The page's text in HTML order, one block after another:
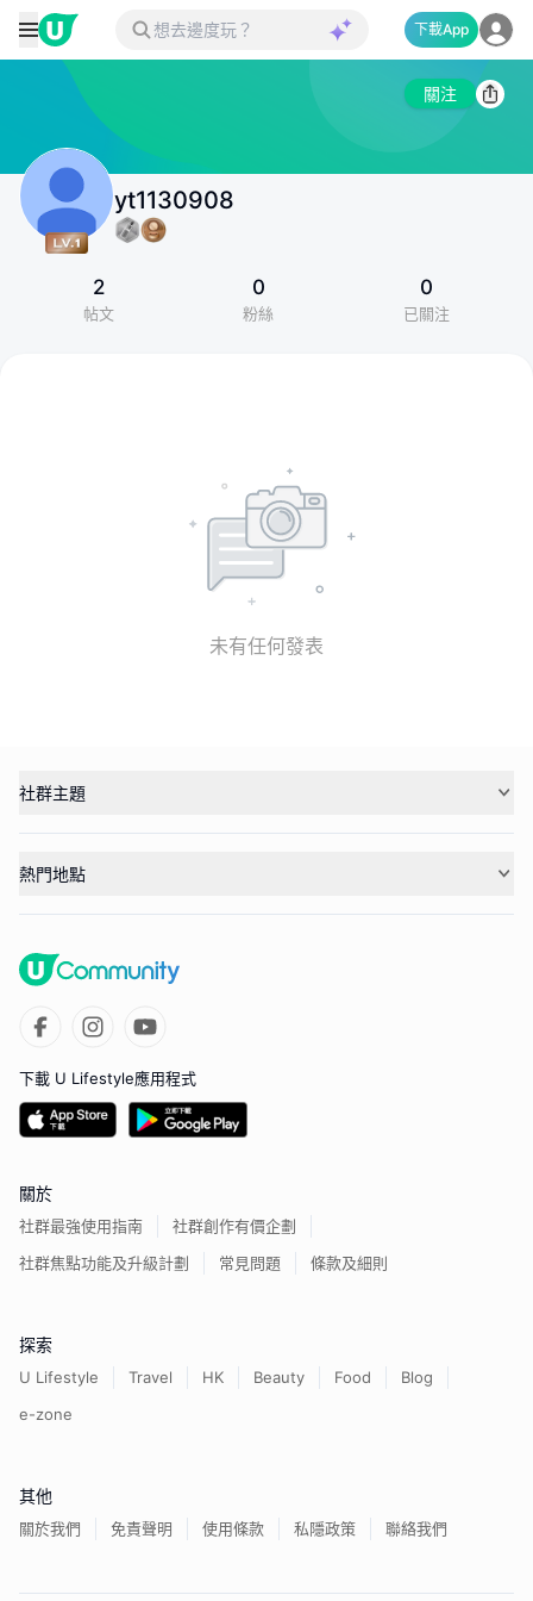
下載App
關注
yt1130908
2
帖文
0
粉絲
0
已關注
未有任何發表
社群主題
熱門地點
下載 U Lifestyle應用程式
關於
社群最強使用指南
社群創作有價企劃
社群焦點功能及升級計劃
常見問題 條款及細則
探索
U Lifestyle Travel HK Beauty Food
Blog
e-zone
其他
關於我們 免責聲明 使用條款 私隱政策 聯絡我們